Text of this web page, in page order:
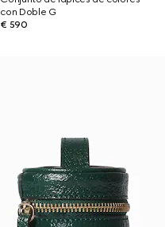
con Doble G
€ 590